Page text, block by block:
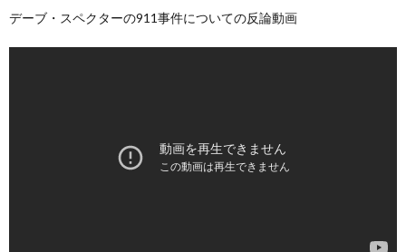
デーブ・スペクターの911事件についての反論動画